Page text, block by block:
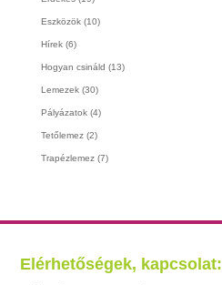
Eszközök(10)
Hírek(6)
Hogyan csináld (13)
Lemezek(30)
Pályázatok(4)
Tetőlemez(2)
Trapézlemez(7)
Elérhetőségek, kapcsolat: